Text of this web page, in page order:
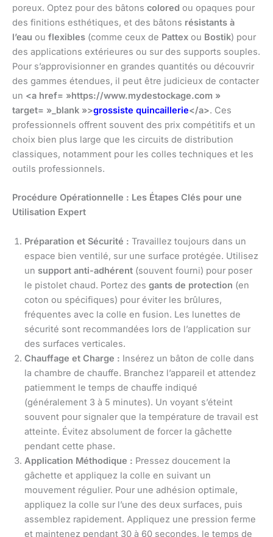
poreux. Optez pour des bâtons colored ou opaques pour
des finitions esthétiques, et des bâtons résistants à
l’eau ou flexibles (comme ceux de Pattex ou Bostik) pour
des applications extérieures ou sur des supports souples.
Pour s’approvisionner en grandes quantités ou découvrir
des gammes étendues, il peut être judicieux de contacter
un <a href= »https://www.mydestockage.com »
target= »_blank »>grossiste quincaillerie</a>. Ces
professionnels offrent souvent des prix compétitifs et un
choix bien plus large que les circuits de distribution
classiques, notamment pour les colles techniques et les
outils professionnels.
Procédure Opérationnelle : Les Étapes Clés pour une
Utilisation Expert
Préparation et Sécurité : Travaillez toujours dans un
espace bien ventilé, sur une surface protégée. Utilisez
un support anti-adhérent (souvent fourni) pour poser
le pistolet chaud. Portez des gants de protection (en
coton ou spécifiques) pour éviter les brûlures,
fréquentes avec la colle en fusion. Les lunettes de
sécurité sont recommandées lors de l’application sur
des surfaces verticales.
Chauffage et Charge : Insérez un bâton de colle dans
la chambre de chauffe. Branchez l’appareil et attendez
patiemment le temps de chauffe indiqué
(généralement 3 à 5 minutes). Un voyant s’éteint
souvent pour signaler que la température de travail est
atteinte. Évitez absolument de forcer la gâchette
pendant cette phase.
Application Méthodique : Pressez doucement la
gâchette et appliquez la colle en suivant un
mouvement régulier. Pour une adhésion optimale,
appliquez la colle sur l’une des deux surfaces, puis
assemblez rapidement. Appliquez une pression ferme
et maintenez pendant 30 à 60 secondes, le temps de